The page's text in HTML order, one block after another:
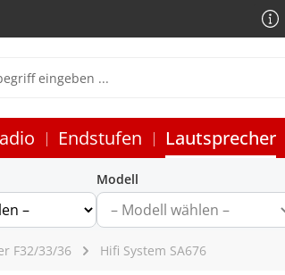
Endstufen Lautsprecher
Modell
F32/33/36 Hifi System SA676